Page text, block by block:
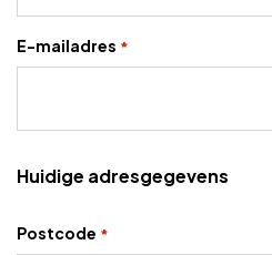
E-mailadres *
Huidige adresgegevens
Postcode *